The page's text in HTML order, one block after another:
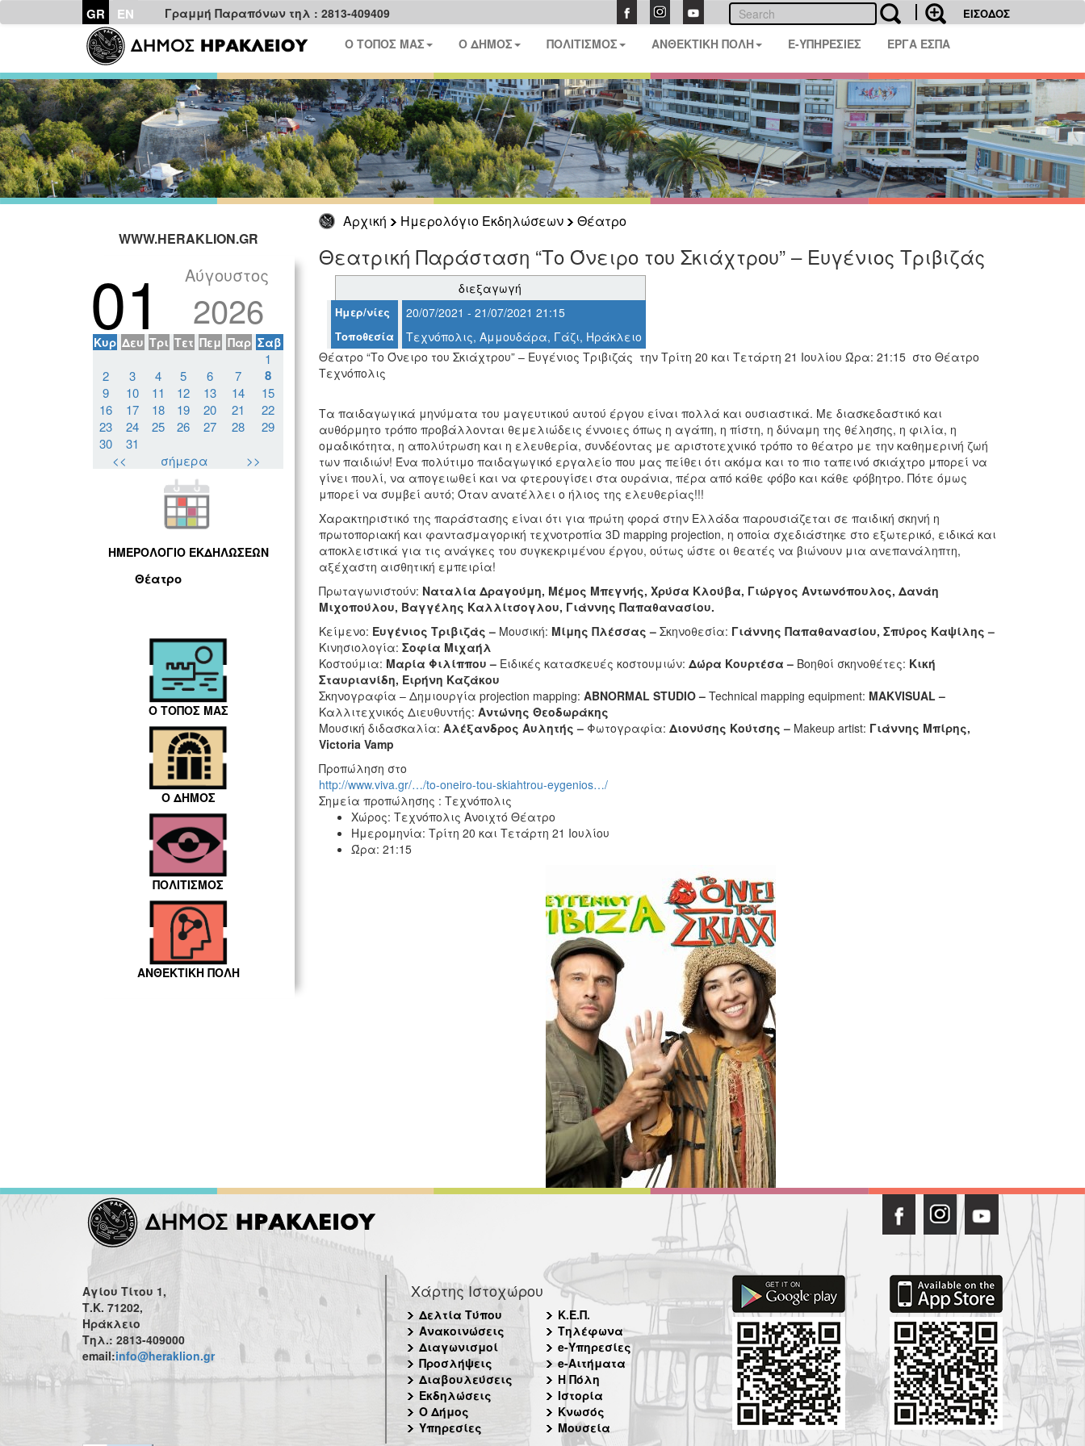
GR EN Γραμμή Παραπόνων τηλ : 2813-409409 ΕΙΣΟΔΟΣ
Ο ΤΟΠΟΣ ΜΑΣ Ο ΔΗΜΟΣ ΠΟΛΙΤΙΣΜΟΣ ΑΝΘΕΚΤΙΚΗ ΠΟΛΗ E-ΥΠΗΡΕΣΙΕΣ ΕΡΓΑ ΕΣΠΑ
Αρχική Ημερολόγιο Εκδηλώσεων
Θέατρο
WWW.HERAKLION.GR
01 Αύγουστος
2026
Κυρ Δευ Τρι Τετ Πεμ Παρ Σαβ
1
2
3 4 5 6 7 8
9 10 11 12 13 14
15
16
17 18 19 20 21
22
23
24 25 26 27 28
29
30
31
<<
σήμερα >>
ΗΜΕΡΟΛΟΓΙΟ ΕΚΔΗΛΩΣΕΩΝ
Θέατρο
Ο ΤΟΠΟΣ ΜΑΣ
Ο ΔΗΜΟΣ
ΠΟΛΙΤΙΣΜΟΣ
ΑΝΘΕΚΤΙΚΗ ΠΟΛΗ
Θεατρική Παράσταση “Το Όνειρο του Σκιάχτρου” – Ευγένιος Τριβιζάς
διεξαγωγή
Ημερ/νίες 20/07/2021 - 21/07/2021 21:15
Τοποθεσία
Τεχνόπολις, Αμμουδάρα, Γάζι, Ηράκλειο
Θέατρο “Το Όνειρο του Σκιάχτρου” – Ευγένιος Τριβιζάς την Τρίτη 20 και Τετάρτη 21 Ιουλίου Ώρα: 21:15 στο Θέατρο
Τεχνόπολις
Τα παιδαγωγικά μηνύματα του μαγευτικού αυτού έργου είναι πολλά και ουσιαστικά. Με διασκεδαστικό και
αυθόρμητο τρόπο προβάλλονται θεμελιώδεις έννοιες όπως η αγάπη, η πίστη, η δύναμη της θέλησης, η φιλία, η
ομαδικότητα, η απολύτρωση και η ελευθερία, συνδέοντας με αριστοτεχνικό τρόπο το θέατρο με την καθημερινή ζωή
των παιδιών! Ένα πολύτιμο παιδαγωγικό εργαλείο που μας πείθει ότι ακόμα και το πιο ταπεινό σκιάχτρο μπορεί να
γίνει πουλί, να απογειωθεί και να φτερουγίσει στα ουράνια, πέρα από κάθε φόβο και κάθε φόβητρο. Πότε όμως
μπορεί να συμβεί αυτό; Όταν ανατέλλει ο ήλιος της ελευθερίας!!!
Χαρακτηριστικό της παράστασης είναι ότι για πρώτη φορά στην Ελλάδα παρουσιάζεται σε παιδική σκηνή η
πρωτοποριακή και φαντασμαγορική τεχνοτροπία 3D mapping projection, η οποία σχεδιάστηκε στο εξωτερικό, ειδικά και
αποκλειστικά για τις ανάγκες του συγκεκριμένου έργου, ούτως ώστε οι θεατές να βιώνουν μια ανεπανάληπτη,
αξέχαστη αισθητική εμπειρία!
Πρωταγωνιστούν: Ναταλία Δραγούμη, Μέμος Μπεγνής, Χρύσα Κλούβα, Γιώργος Αντωνόπουλος, Δανάη
Μιχοπούλου, Βαγγέλης Καλλίτσογλου, Γιάννης Παπαθανασίου.
Κείμενο: Ευγένιος Τριβιζάς – Μουσική: Μίμης Πλέσσας – Σκηνοθεσία: Γιάννης Παπαθανασίου, Σπύρος Καψίλης –
Κινησιολογία: Σοφία Μιχαήλ
Κοστούμια: Μαρία Φιλίππου – Ειδικές κατασκευές κοστουμιών: Δώρα Κουρτέσα – Βοηθοί σκηνοθέτες: Κική
Σταυριανίδη, Ειρήνη Καζάκου
Σκηνογραφία – Δημιουργία projection mapping: ABNΟRMAL STUDIO – Technical mapping equipment: MAKVISUAL –
Καλλιτεχνικός Διευθυντής: Αντώνης Θεοδωράκης
Μουσική διδασκαλία: Αλέξανδρος Αυλητής – Φωτογραφία: Διονύσης Κούτσης – Makeup artist: Γιάννης Μπίρης,
Victoria Vamp
Προπώληση στο
http://www.viva.gr/…/to-oneiro-tou-skiahtrou-eygenios…/
Σημεία προπώλησης : Τεχνόπολις
Χώρος: Τεχνόπολις Ανοιχτό Θέατρο
Ημερομηνία: Τρίτη 20 και Τετάρτη 21 Ιουλίου
Ώρα: 21:15
Αγίου Τίτου 1,
Τ.Κ. 71202,
Ηράκλειο
Τηλ.: 2813-409000
email:info@heraklion.gr
Χάρτης Ιστοχώρου
Δελτία Τύπου
Ανακοινώσεις
Διαγωνισμοί
Προσλήψεις
Διαβουλεύσεις
Εκδηλώσεις
Ο Δήμος
Υπηρεσίες
Κ.Ε.Π.
Τηλέφωνα
e-Υπηρεσίες
e-Αιτήματα
Η Πόλη
Ιστορία
Κνωσός
Μουσεία